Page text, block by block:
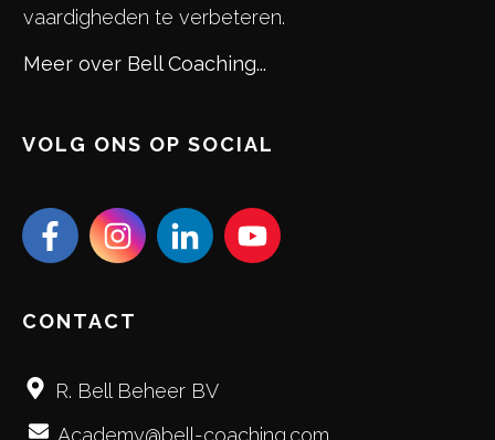
vaardigheden te verbeteren.
Meer over Bell Coaching...
VOLG ONS OP SOCIAL
CONTACT
R. Bell Beheer BV